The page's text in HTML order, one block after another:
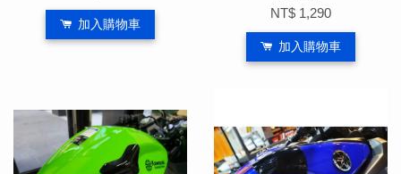
加入購物車
NT$ 1,290
加入購物車